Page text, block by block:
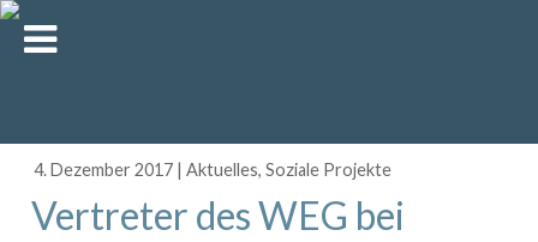
4. Dezember 2017 |Aktuelles,Soziale Projekte
Vertreter des WEG bei